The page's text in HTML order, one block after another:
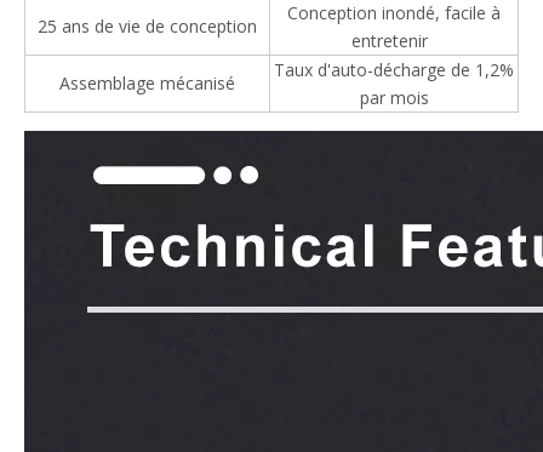
25 ans de vie de conception
Conception inondé, facile à
entretenir
Assemblage mécanisé
Taux d'auto-décharge de 1,2%
par mois